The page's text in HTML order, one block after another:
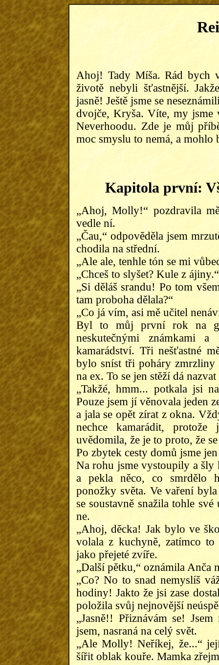
Ahoj! Tady Míša. Rád bych
životě nebyli šťastnější.
jasně! Ještě jsme se
dvojče, Kryša. Víte, my
Neverhoodu. Zde je můj
moc smyslu to nemá, a mohlo
Kapitola první:
„Ahoj, Molly!“ pozdravila
vedle ní.
„Čau,“ odpověděla jsem
chodila na střední.
„Ale ale, tenhle tón se mi
„Chceš to slyšet? Kule z ájiny.“
„Si děláš srandu! Po tom
tam proboha dělala?“
„Co já vím, asi mě učitel
Byl to můj první rok na
neskutečnými známkami
kamarádství. Tři nešťastné
bylo sníst tři poháry
na ex. To se jen stěží dá
„Takžé, hmm... potkala jsi
Pouze jsem jí věnovala jeden
a jala se opět zírat z okna.
nechce kamarádit,
uvědomila, že je to proto, že
Po zbytek cesty domů jsme
Na rohu jsme vystoupily a
a pekla něco, co smrdělo
ponožky světa. Ve vaření
se soustavně snažila tohle
ne.
„Ahoj, děcka! Jak bylo ve
volala z kuchyně, zatímco
jako přejeté zvíře.
„Další pětku,“ oznámila Anča
„Co? No to snad nemyslíš
hodiny! Jakto že jsi zase
položila svůj nejnovější
„Jasně!! Přiznávám se!
jsem, nasraná na celý svět.
„Ale Molly! Neříkej, že...“
šířit oblak kouře. Mamka